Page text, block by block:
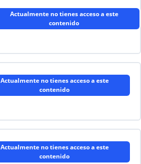
Actualmente no tienes acceso a este
contenido
Actualmente no tienes acceso a este
contenido
Actualmente no tienes acceso a este
contenido